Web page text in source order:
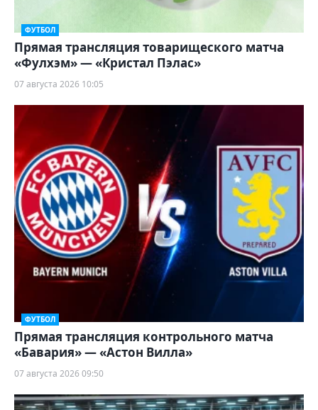
ФУТБОЛ
Прямая трансляция товарищеского матча
«Фулхэм» — «Кристал Пэлас»
07 августа 2026 10:05
ФУТБОЛ
Прямая трансляция контрольного матча
«Бавария» — «Астон Вилла»
07 августа 2026 09:50